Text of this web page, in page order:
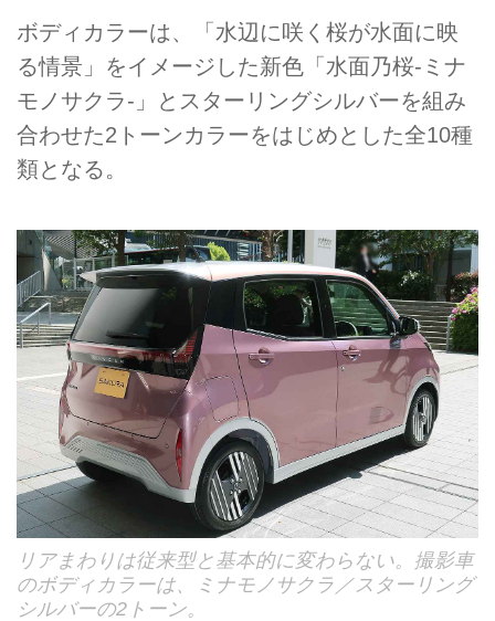
ボディカラーは、「水辺に咲く桜が水面に映
る情景」をイメージした新色「水面乃桜-ミナ
モノサクラ-」とスターリングシルバーを組み
合わせた2トーンカラーをはじめとした全10種
類となる。
リアまわりは従来型と基本的に変わらない。撮影車
のボディカラーは、ミナモノサクラ／スターリング
シルバーの2トーン。